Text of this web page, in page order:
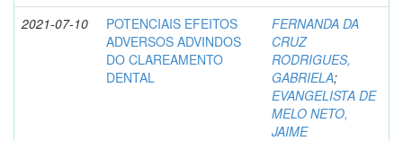
2021-07-10
POTENCIAIS EFEITOS
ADVERSOS ADVINDOS
DO CLAREAMENTO
DENTAL
FERNANDA DA
CRUZ
RODRIGUES,
GABRIELA;
EVANGELISTA DE
MELO NETO,
JAIME